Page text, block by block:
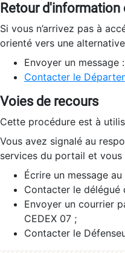
Retour
Si vous n’arrivez pas à
orienté vers une
Envoyer un message :
Contacter le
Voies de recours
Cette procédure est à
Vous avez signalé au
services du portail et vous
Écrire un message
Contacter le délégué
Envoyer un courrier
CEDEX 07 ;
Contacter le